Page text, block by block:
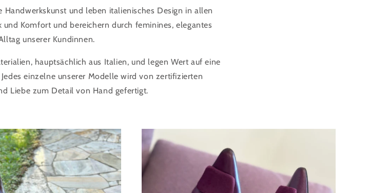
und leben italienisches Design in allen
Komfort und bereichern durch feminines, elegantes
unserer Kundinnen.
hauptsächlich aus Italien, und legen Wert auf eine
einzelne unserer Modelle wird von zertifizierten
Liebe zum Detail von Hand gefertigt.